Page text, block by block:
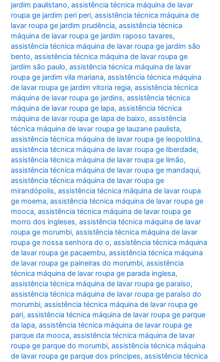
jardim paulistano,assistência técnica máquina de lavar
roupa ge jardim peri peri,assistência técnica máquina de
lavar roupa ge jardim prudência,assistência técnica
máquina de lavar roupa ge jardim raposo tavares,
assistência técnica máquina de lavar roupa ge jardim são
bento,assistência técnica máquina de lavar roupa ge
jardim são paulo,assistência técnica máquina de lavar
roupa ge jardim vila mariana,assistência técnica máquina
de lavar roupa ge jardim vitoria regia,assistência técnica
máquina de lavar roupa ge jardins,assistência técnica
máquina de lavar roupa ge lapa,assistência técnica
máquina de lavar roupa ge lapa de baixo,assistência
técnica máquina de lavar roupa ge lauzane paulista,
assistência técnica máquina de lavar roupa ge leopoldina,
assistência técnica máquina de lavar roupa ge liberdade,
assistência técnica máquina de lavar roupa ge limão,
assistência técnica máquina de lavar roupa ge mandaqui,
assistência técnica máquina de lavar roupa ge
mirandópolis,assistência técnica máquina de lavar roupa
ge moema,assistência técnica máquina de lavar roupa ge
mooca,assistência técnica máquina de lavar roupa ge
morro dos ingleses,assistência técnica máquina de lavar
roupa ge morumbi,assistência técnica máquina de lavar
roupa ge nossa senhora do o,assistência técnica máquina
de lavar roupa ge pacaembu,assistência técnica máquina
de lavar roupa ge paineiras do morumbi,assistência
técnica máquina de lavar roupa ge parada inglesa,
assistência técnica máquina de lavar roupa ge paraíso,
assistência técnica máquina de lavar roupa ge paraíso do
morumbi,assistência técnica máquina de lavar roupa ge
pari,assistência técnica máquina de lavar roupa ge parque
da lapa,assistência técnica máquina de lavar roupa ge
parque da mooca,assistência técnica máquina de lavar
roupa ge parque do morumbi,assistência técnica máquina
de lavar roupa ge parque dos principes,assistência técnica